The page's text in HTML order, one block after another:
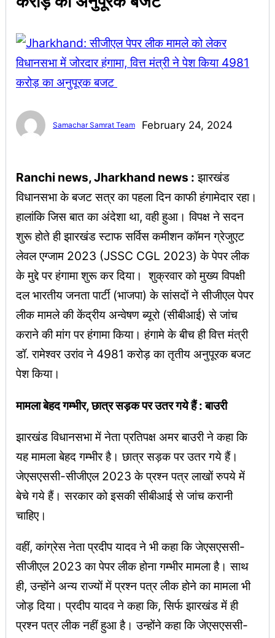
Samachar Samrat Team February 24, 2024
Ranchi news, Jharkhand news : झारखंड
विधानसभा के बजट सत्र का पहला दिन काफी हंगामेदार रहा।
हालांकि जिस बात का अंदेशा था, वही हुआ। विपक्ष ने सदन
शुरू होते ही झारखंड स्टाफ सर्विस कमीशन कॉमन ग्रेजुएट
लेवल एग्जाम 2023 (JSSC CGL 2023) के पेपर लीक
के मुद्दे पर हंगामा शुरू कर दिया। शुक्रवार को मुख्य विपक्षी
दल भारतीय जनता पार्टी (भाजपा) के सांसदों ने सीजीएल पेपर
लीक मामले की केंद्रीय अन्वेषण ब्यूरो (सीबीआई) से जांच
कराने की मांग पर हंगामा किया। हंगामे के बीच ही वित्त मंत्री
डॉ. रामेश्वर उरांव ने 4981 करोड़ का तृतीय अनुपूरक बजट
पेश किया।
मामला बेहद गम्भीर, छात्र सड़क पर उतर गये हैं : बाउरी
झारखंड विधानसभा में नेता प्रतिपक्ष अमर बाउरी ने कहा कि
यह मामला बेहद गम्भीर है। छात्र सड़क पर उतर गये हैं।
जेएसएससी-सीजीएल 2023 के प्रश्न पत्र लाखों‍ रुपये में
बेचे गये हैं। सरकार को इसकी सीबीआई से जांच करानी
चाहिए।
वहीं, कांग्रेस नेता प्रदीप यादव ने भी कहा कि जेएसएससी-
सीजीएल 2023 का पेपर लीक होना गम्भीर मामला है। साथ
ही, उन्होंने अन्य राज्यों में प्रश्न पत्र लीक होने का मामला भी
जोड़ दिया। प्रदीप यादव ने कहा कि, सिर्फ झारखंड में ही
प्रश्न पत्र लीक नहीं हुआ है। उन्होंने कहा कि जेएसएससी-